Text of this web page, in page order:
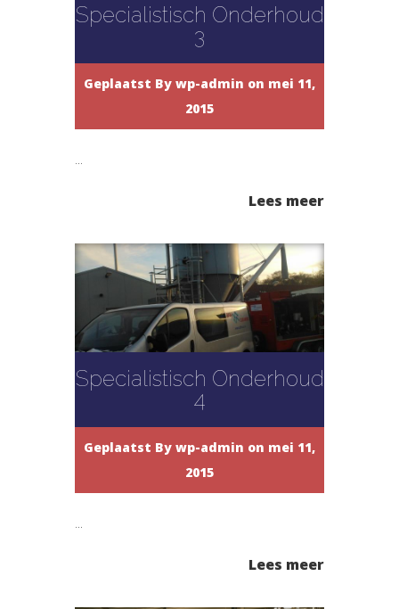
Specialistisch Onderhoud
3
Geplaatst By wp-admin on mei 11,
2015
...
Lees meer
Specialistisch Onderhoud
4
Geplaatst By wp-admin on mei 11,
2015
...
Lees meer